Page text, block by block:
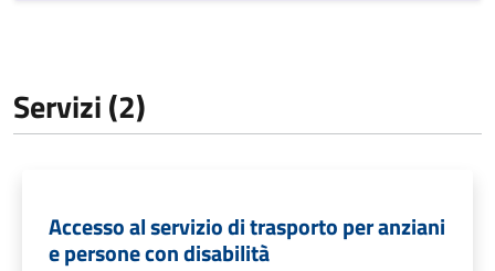
Servizi (2)
Accesso al servizio di trasporto per anziani
e persone con disabilità